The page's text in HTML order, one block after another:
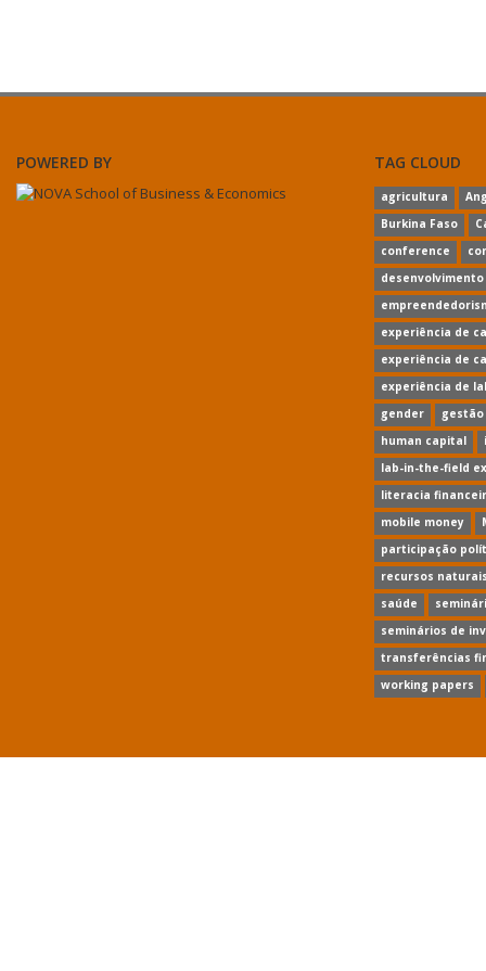
POWERED BY TAG CLOUD
agricultura
Burkina Faso
conference
experiência de
experiência de
experiência de
gender
gestão
human capital
lab-in-the-field
literacia
mobile money
participação
recursos
saúde
seminários de
transferências
working papers